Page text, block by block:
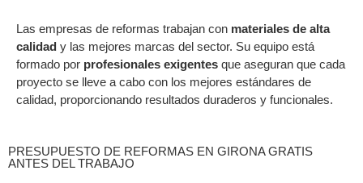
Las empresas de reformas trabajan con materiales de alta
calidad y las mejores marcas del sector. Su equipo está
formado por profesionales exigentes que aseguran que cada
proyecto se lleve a cabo con los mejores estándares de
calidad, proporcionando resultados duraderos y funcionales.
PRESUPUESTO DE REFORMAS EN GIRONA GRATIS
ANTES DEL TRABAJO